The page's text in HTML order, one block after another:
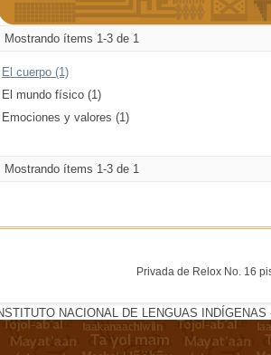
Mostrando ítems 1-3 de 1
El cuerpo (1)
El mundo físico (1)
Emociones y valores (1)
Mostrando ítems 1-3 de 1
Privada de Relox No. 16
NACIONAL DE LENGUAS